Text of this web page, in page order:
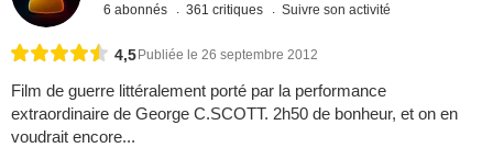
6 abonnés 361 critiques Suivre son activité
4,5 Publiée le 26 septembre 2012
Film de guerre littéralement porté par la performance
extraordinaire de George C.SCOTT. 2h50 de bonheur, et on en
voudrait encore...